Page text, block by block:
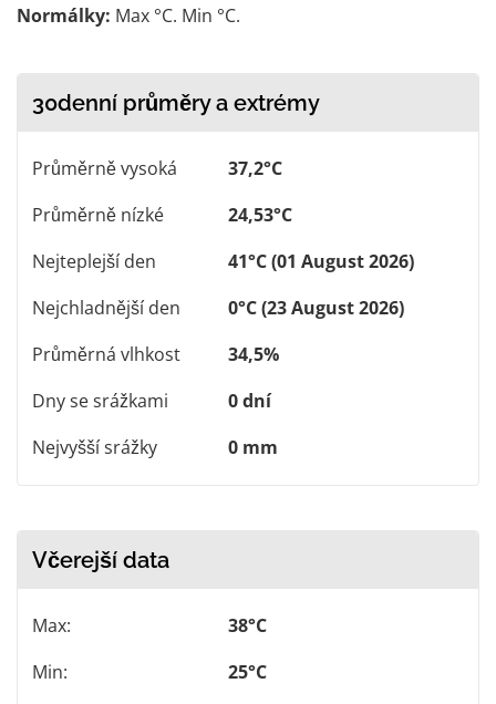
Normálky: Max °C. Min °C.
30denní průměry a extrémy
Průměrně vysoká
37,2°C
Průměrně nízké
24,53°C
Nejteplejší den
41°C (01 August 2026)
Nejchladnější den
0°C (23 August 2026)
Průměrná vlhkost
34,5%
Dny se srážkami
0 dní
Nejvyšší srážky
0 mm
Včerejší data
Max:
38°C
Min:
25°C